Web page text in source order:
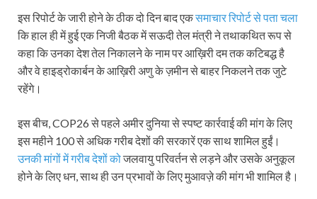
इस रिपोर्ट के जारी होने के ठीक दो दिन बाद एकसमाचार रिपोर्ट से पता चला
कि हाल ही में हुई एक निजी बैठक में सऊदी तेल मंत्री ने तथाकथित रूप से
कहा कि उनका देश तेल निकालने के नाम पर आख़िरी दम तक कटिबद्ध है
और वे हाइड्रोकार्बन के आख़िरी अणु के ज़मीन से बाहर निकलने तक जुटे
रहेंगे।
इस बीच, COP26 से पहले अमीर दुनिया से स्पष्ट कार्रवाई की मांग के लिए
इस महीने 100 से अधिक गरीब देशों की सरकारें एक साथ शामिल हुईं।
उनकी मांगों में गरीब देशों कोजलवायु परिवर्तन से लड़ने और उसके अनुकूल
होने के लिए धन, साथ ही उन प्रभावों के लिए मुआवज़े की मांग भी शामिल है।